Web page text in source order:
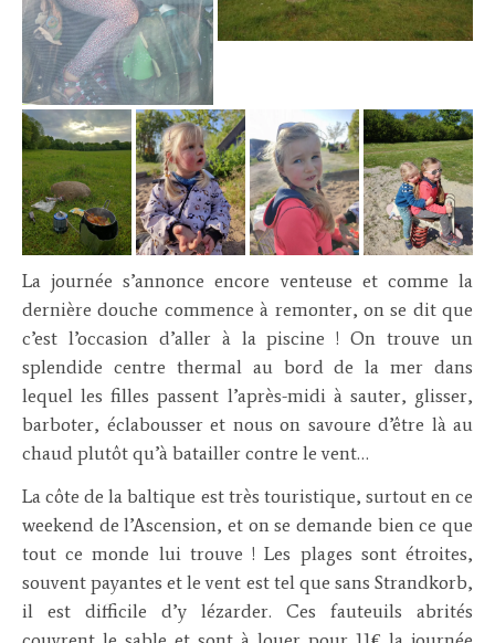
La journée s’annonce encore venteuse et comme la
dernière douche commence à remonter, on se dit que
c’est l’occasion d’aller à la piscine ! On trouve un
splendide centre thermal au bord de la mer dans
lequel les filles passent l’après-midi à sauter, glisser,
barboter, éclabousser et nous on savoure d’être là au
chaud plutôt qu’à batailler contre le vent…
La côte de la baltique est très touristique, surtout en ce
weekend de l’Ascension, et on se demande bien ce que
tout ce monde lui trouve ! Les plages sont étroites,
souvent payantes et le vent est tel que sans Strandkorb,
il est difficile d’y lézarder. Ces fauteuils abrités